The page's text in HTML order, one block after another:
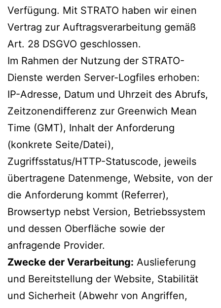
Verfügung. Mit STRATO haben wir einen
Vertrag zur Auftragsverarbeitung gemäß
Art. 28 DSGVO geschlossen.
Im Rahmen der Nutzung der STRATO-
Dienste werden Server-Logfiles erhoben:
IP-Adresse, Datum und Uhrzeit des Abrufs,
Zeitzonendifferenz zur Greenwich Mean
Time (GMT), Inhalt der Anforderung
(konkrete Seite/Datei),
Zugriffsstatus/HTTP-Statuscode, jeweils
übertragene Datenmenge, Website, von der
die Anforderung kommt (Referrer),
Browsertyp nebst Version, Betriebssystem
und dessen Oberfläche sowie der
anfragende Provider.
Zwecke der Verarbeitung: Auslieferung
und Bereitstellung der Website, Stabilität
und Sicherheit (Abwehr von Angriffen,